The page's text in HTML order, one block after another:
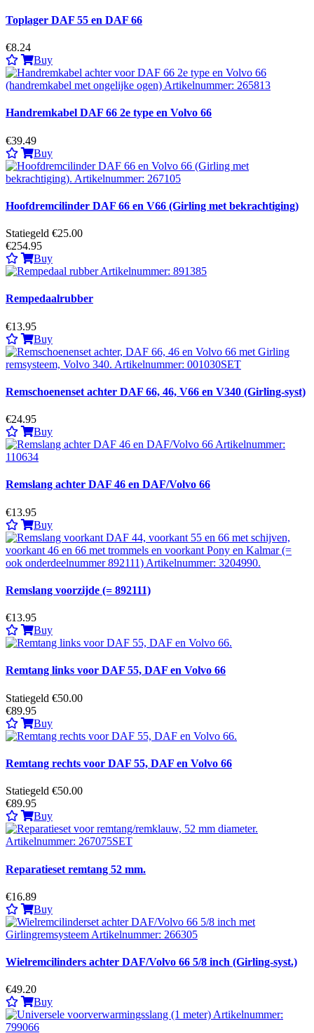
Toplager DAF 55 en DAF 66
€8.24
Buy
Handremkabel DAF 66 2e type en Volvo 66
€39.49
Buy
Hoofdremcilinder DAF 66 en V66 (Girling met bekrachtiging)
Statiegeld €25.00
€254.95
Buy
Rempedaalrubber
€13.95
Buy
Remschoenenset achter DAF 66, 46, V66 en V340 (Girling-syst)
€24.95
Buy
Remslang achter DAF 46 en DAF/Volvo 66
€13.95
Buy
Remslang voorzijde (= 892111)
€13.95
Buy
Remtang links voor DAF 55, DAF en Volvo 66
Statiegeld €50.00
€89.95
Buy
Remtang rechts voor DAF 55, DAF en Volvo 66
Statiegeld €50.00
€89.95
Buy
Reparatieset remtang 52 mm.
€16.89
Buy
Wielremcilinders achter DAF/Volvo 66 5/8 inch (Girling-syst.)
€49.20
Buy